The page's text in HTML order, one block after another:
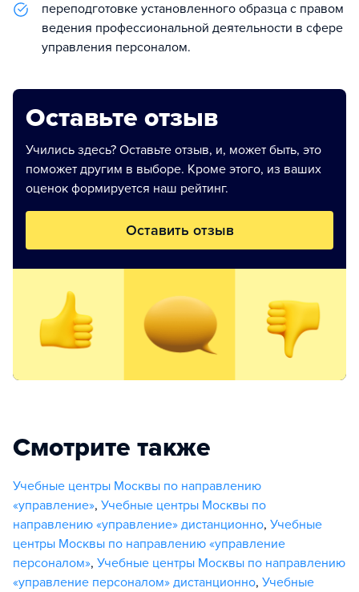
переподготовке установленного образца с правом
ведения профессиональной деятельности в сфере
управления персоналом.
Оставьте отзыв
Учились здесь? Оставьте отзыв, и, может быть, это
поможет другим в выборе. Кроме этого, из ваших
оценок формируется наш рейтинг.
Оставить отзыв
Смотрите также
Учебные центры Москвы по направлению
«управление», Учебные центры Москвы по
направлению «управление» дистанционно, Учебные
центры Москвы по направлению «управление
персоналом», Учебные центры Москвы по направлению
«управление персоналом» дистанционно, Учебные